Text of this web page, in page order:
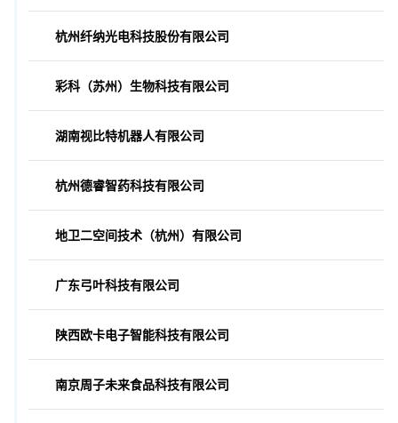
杭州纤纳光电科技股份有限公司
彩科（苏州）生物科技有限公司
湖南视比特机器人有限公司
杭州德睿智药科技有限公司
地卫二空间技术（杭州）有限公司
广东弓叶科技有限公司
陕西欧卡电子智能科技有限公司
南京周子未来食品科技有限公司